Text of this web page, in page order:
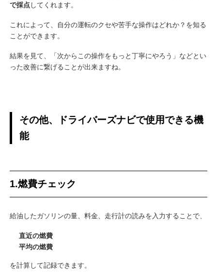
で採点してくれます。
これによって、自分の運転のクセや苦手な操作はどれか？を知る
ことができます。
結果を見て、「次からこの操作をもっと丁寧にやろう」などとい
った改善に繋げることが出来ますね。
その他、ドライバーズナビで使用できる機
能
1.燃費チェック
給油したガソリンの量、料金、走行計の読みを入力することで、
直近の燃費
平均の燃費
を計算して記録できます。